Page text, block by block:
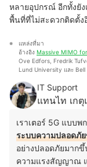
หลายอุปกรณ์ อีกทั้งยั
พื้นที่ที่ไม่สะดวกติดตั้ง
แหล่งที่มา
อ้างอิง Massive MIMO
Ove Edfors, Fredrik
Lund University และ Bell
IT Support
แทนไท เก
เราเตอร์ 5G แบบพ
ระบบความปลอดภัย
อย่างปลอดภัยมาก
ความแรงสัญญาณ